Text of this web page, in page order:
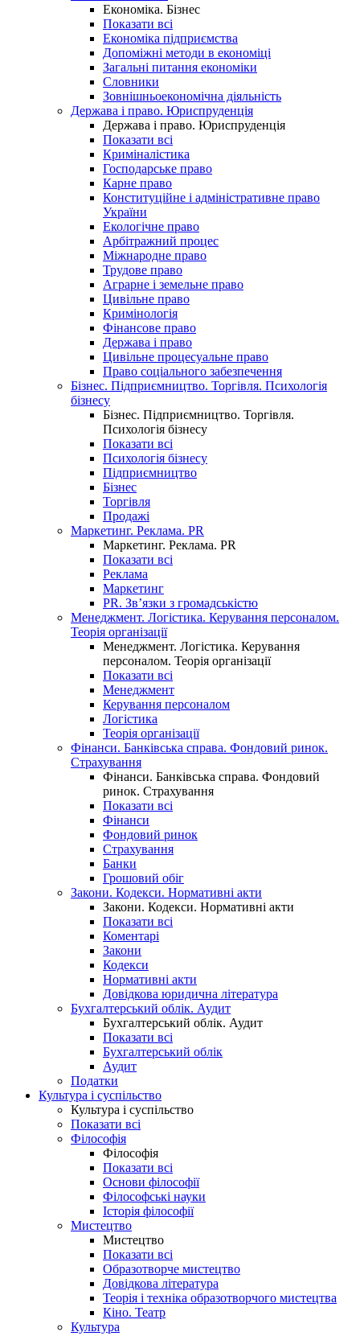
Економіка. Бізнес
Показати всі
Економіка підприємства
Допоміжні методи в економіці
Загальні питання економіки
Словники
Зовнішньоекономічна діяльність
Держава і право. Юриспруденція
Держава і право. Юриспруденція
Показати всі
Криміналістика
Господарське право
Карне право
Конституційне і адміністративне право
України
Екологічне право
Арбітражний процес
Міжнародне право
Трудове право
Аграрне і земельне право
Цивільне право
Кримінологія
Фінансове право
Держава і право
Цивільне процесуальне право
Право соціального забезпечення
Бізнес. Підприємництво. Торгівля. Психологія
бізнесу
Бізнес. Підприємництво. Торгівля.
Психологія бізнесу
Показати всі
Психологія бізнесу
Підприємництво
Бізнес
Торгівля
Продажі
Маркетинг. Реклама. PR
Маркетинг. Реклама. PR
Показати всі
Реклама
Маркетинг
PR. Зв’язки з громадськістю
Менеджмент. Логістика. Керування персоналом.
Теорія організації
Менеджмент. Логістика. Керування
персоналом. Теорія організації
Показати всі
Менеджмент
Керування персоналом
Логістика
Теорія організації
Фінанси. Банківська справа. Фондовий ринок.
Страхування
Фінанси. Банківська справа. Фондовий
ринок. Страхування
Показати всі
Фінанси
Фондовий ринок
Страхування
Банки
Грошовий обіг
Закони. Кодекси. Нормативні акти
Закони. Кодекси. Нормативні акти
Показати всі
Коментарі
Закони
Кодекси
Нормативні акти
Довідкова юридична література
Бухгалтерський облік. Аудит
Бухгалтерський облік. Аудит
Показати всі
Бухгалтерський облік
Аудит
Податки
Культура і суспільство
Культура і суспільство
Показати всі
Філософія
Філософія
Показати всі
Основи філософії
Філософські науки
Історія філософії
Мистецтво
Мистецтво
Показати всі
Образотворче мистецтво
Довідкова література
Теорія і техніка образотворчого мистецтва
Кіно. Театр
Культура